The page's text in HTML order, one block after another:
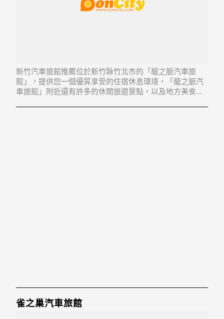
新竹汽車旅館推薦位於新竹縣竹北市的「龍之脈汽車旅
館」，提供您一個優質享受的住宿休息環境，「龍之脈汽
車旅館」附近還有許多的休閒旅遊景點，以及地方美食...
雀之巢汽車旅館